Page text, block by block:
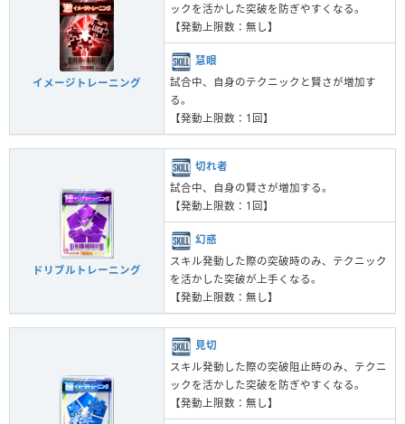
イメージトレーニング
ックを活かした突破を防ぎやすくなる。
【発動上限数：無し】
慧眼
試合中、自身のテクニックと賢さが増加す
る。
【発動上限数：1回】
ドリブルトレーニング
切れ者
試合中、自身の賢さが増加する。
【発動上限数：1回】
幻惑
スキル発動した際の突破時のみ、テクニック
を活かした突破が上手くなる。
【発動上限数：無し】
見切
スキル発動した際の突破阻止時のみ、テクニ
ックを活かした突破を防ぎやすくなる。
【発動上限数：無し】